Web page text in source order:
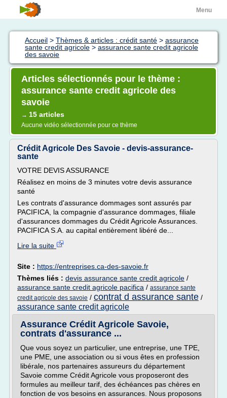
Menu
Accueil > Thèmes & articles : crédit santé > assurance
sante credit agricole > assurance sante credit agricole
des savoie
Articles sélectionnés pour le thème :
assurance sante credit agricole des
savoie
→ 15 articles
Aucune vidéo sélectionnée pour ce thème
Crédit Agricole Des Savoie - devis-assurance-
sante
VOTRE DEVIS ASSURANCE
Réalisez en moins de 3 minutes votre devis assurance
santé
Les contrats d'assurance dommages sont assurés par
PACIFICA, la compagnie d'assurance dommages, filiale
d'assurances dommages du Crédit Agricole Assurances.
PACIFICA S.A. au capital entièrement libéré de...
Lire la suite
Site : https://entreprises.ca-des-savoie.fr
Thèmes liés : devis assurance sante credit agricole /
assurance sante credit agricole pacifica / assurance sante
credit agricole des savoie / contrat d assurance sante /
assurance sante credit agricole
Assurance Crédit Agricole Savoie,
contrats d'assurance ...
Que vous soyez un particulier, une entreprise, une TPE,
une PME, une association ou si vous êtes en profession
libérale, nos partenaires assureurs du département
Savoie comme Crédit Agricole vous proposeront des
formules au meilleur tarif, des échéances pas chères en
fonction de vos besoins en assurances. Nous proposons